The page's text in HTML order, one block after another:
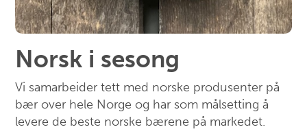
Norsk i sesong
Vi samarbeider tett med norske produsenter på
bær over hele Norge og har som målsetting å
levere de beste norske bærene på markedet.